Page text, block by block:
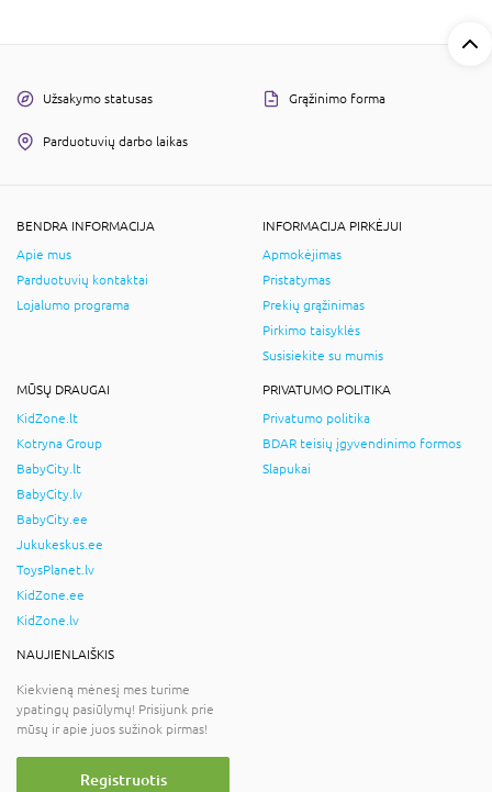
Užsakymo statusas Grąžinimo forma
Parduotuvių darbo laikas
BENDRA INFORMACIJA
Apie mus
Parduotuvių kontaktai
Lojalumo programa
INFORMACIJA PIRKĖJUI
Apmokėjimas
Pristatymas
Prekių grąžinimas
Pirkimo taisyklės
Susisiekite su mumis
MŪSŲ DRAUGAI
KidZone.lt
Kotryna Group
BabyCity.lt
BabyCity.lv
BabyCity.ee
Jukukeskus.ee
ToysPlanet.lv
KidZone.ee
KidZone.lv
PRIVATUMO POLITIKA
Privatumo politika
BDAR teisių įgyvendinimo formos
Slapukai
NAUJIENLAIŠKIS
Kiekvieną mėnesį mes turime
ypatingų pasiūlymų! Prisijunk prie
mūsų ir apie juos sužinok pirmas!
Registruotis